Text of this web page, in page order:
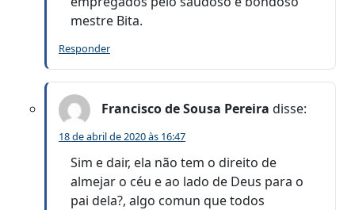
mestre Bita.
Responder
Francisco de Sousa Pereira disse:
18 de abril de 2020 às 16:47
Sim e dair, ela não tem o direito de
almejar o céu e ao lado de Deus para o
pai dela?, algo comun que todos